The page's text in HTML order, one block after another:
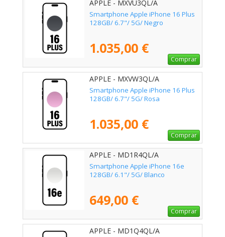
APPLE - MXVU3QL/A
Smartphone Apple iPhone 16 Plus
128GB/ 6.7"/ 5G/ Negro
1.035,00 €
Comprar
APPLE - MXVW3QL/A
Smartphone Apple iPhone 16 Plus
128GB/ 6.7"/ 5G/ Rosa
1.035,00 €
Comprar
APPLE - MD1R4QL/A
Smartphone Apple iPhone 16e
128GB/ 6.1"/ 5G/ Blanco
649,00 €
Comprar
APPLE - MD1Q4QL/A